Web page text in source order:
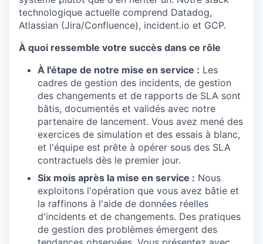
technologique actuelle comprend Datadog,
Atlassian (Jira/Confluence), incident.io et GCP.
À quoi ressemble votre succès dans ce rôle
À l'étape de notre mise en service : Les
cadres de gestion des incidents, de gestion
des changements et de rapports de SLA sont
bâtis, documentés et validés avec notre
partenaire de lancement. Vous avez mené des
exercices de simulation et des essais à blanc,
et l'équipe est prête à opérer sous des SLA
contractuels dès le premier jour.
Six mois après la mise en service : Nous
exploitons l'opération que vous avez bâtie et
la raffinons à l'aide de données réelles
d'incidents et de changements. Des pratiques
de gestion des problèmes émergent des